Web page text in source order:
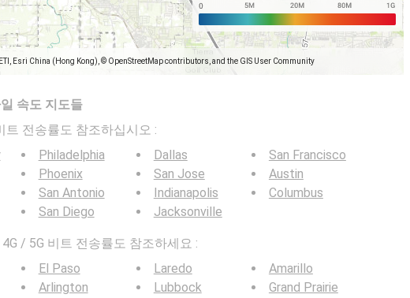
Esri China (Hong Kong), © OpenStreetMap contributors, and the GIS User Community
속도 지도들
트 전송률도 참조하십시오 :
Philadelphia
Phoenix
San Antonio
San Diego
Dallas
San Jose
Indianapolis
Jacksonville
San Francisco
Austin
Columbus
/ 5G 비트 전송률도 참조하세요 :
El Paso
Arlington
Laredo
Lubbock
Amarillo
Grand Prairie